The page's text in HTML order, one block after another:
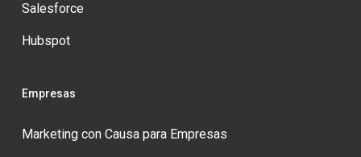
Salesforce
Hubspot
Empresas
Marketing con Causa para Empresas